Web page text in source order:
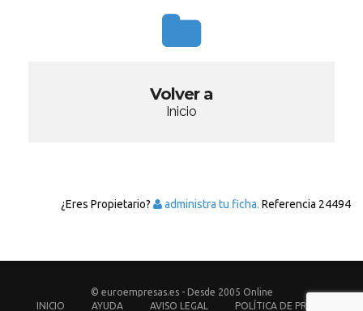
Volver a
Inicio
¿Eres Propietario? administra tu ficha. Referencia 24494
© euroempresas.es - Desde 2005 Online
INICIO
AYUDA AVISO LEGAL POLÍTICA DE PRIVACIDAD